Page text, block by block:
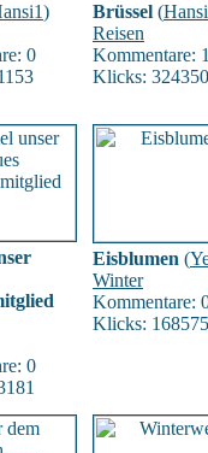
)
0
Brüssel (
Reisen
Kommentare:
Klicks: 324350
0
Eisblumen (
Winter
Kommentare:
Klicks: 168575